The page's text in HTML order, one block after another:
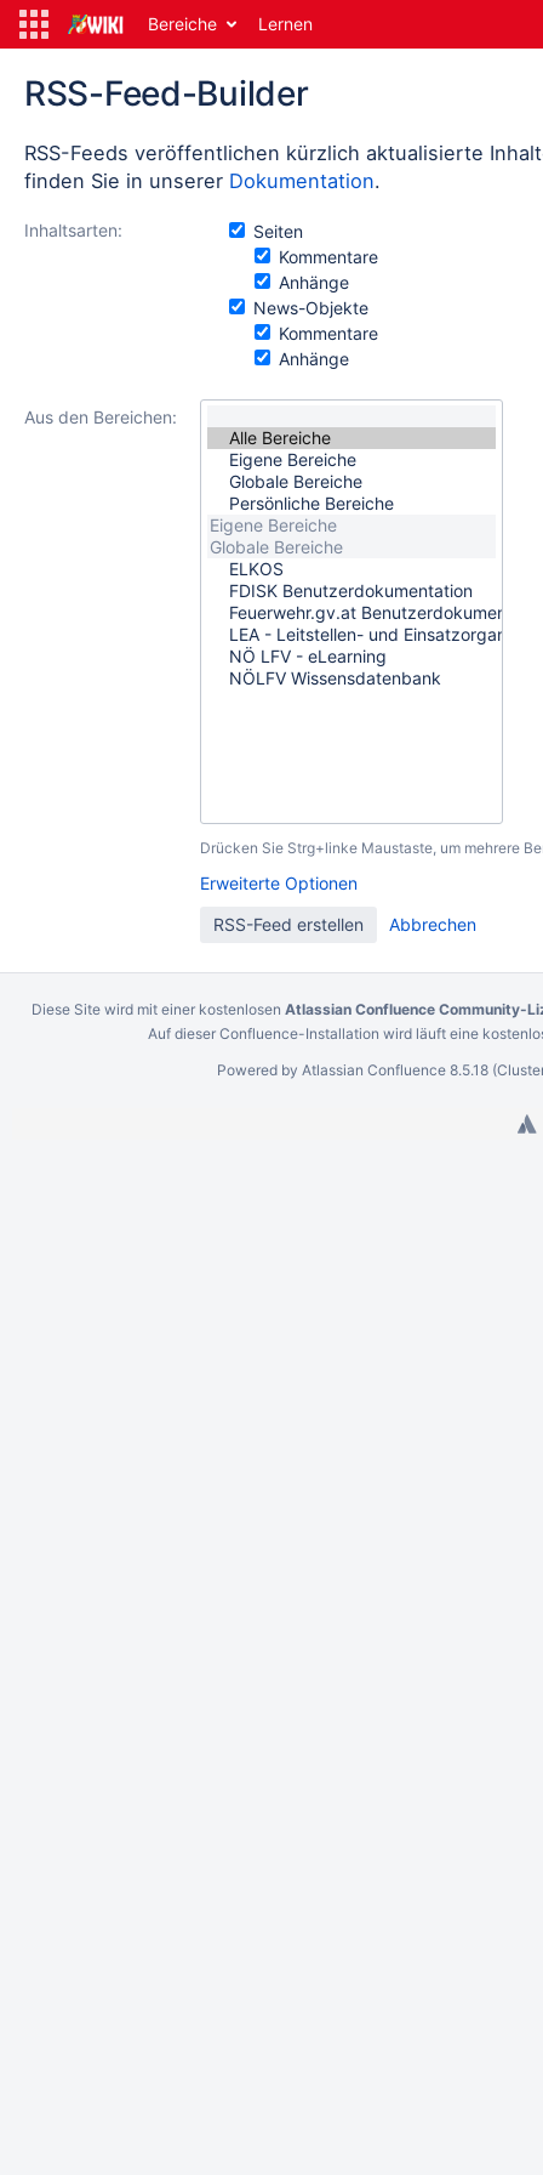
Bereiche Lernen
RSS-Feed-Builder
RSS-Feeds veröffentlichen kürzlich aktualisierte
finden Sie in unserer Dokumentation.
Inhaltsarten:
Seiten
Kommentare
Anhänge
News-Objekte
Kommentare
Anhänge
Aus den Bereichen:
Drücken Sie Strg+linke Maustaste, um mehrere
Erweiterte Optionen
Diese Site wird mit einer kostenlosen Atlassian Confluence Community-
Auf dieser Confluence-Installation wird läuft eine
Powered by Atlassian Confluence 8.5.18